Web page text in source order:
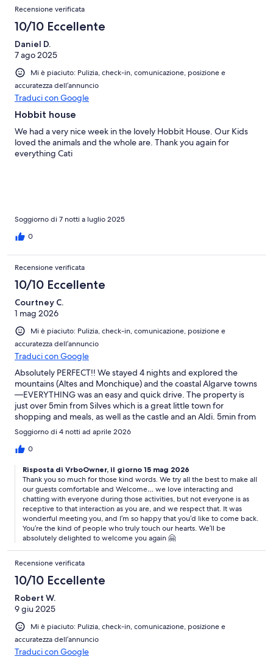
Recensione verificata
10/10 Eccellente
Daniel D.
7 ago 2025
Mi è piaciuto: Pulizia, check-in, comunicazione, posizione e
accuratezza dell’annuncio
Traduci con Google
Hobbit house
We had a very nice week in the lovely Hobbit House. Our Kids
loved the animals and the whole are. Thank you again for
everything Cati
Soggiorno di 7 notti a luglio 2025
0
Recensione verificata
10/10 Eccellente
Courtney C.
1 mag 2026
Mi è piaciuto: Pulizia, check-in, comunicazione, posizione e
accuratezza dell’annuncio
Traduci con Google
Absolutely PERFECT!! We stayed 4 nights and explored the
mountains (Altes and Monchique) and the coastal Algarve towns
—EVERYTHING was an easy and quick drive. The property is
just over 5min from Silves which is a great little town for
shopping and meals, as well as the castle and an Aldi. 5min from
town but SO tranquil. Doves cooong in the evening and all kinds
of birds singing in the afternoon. I especially loved petting the
goats and feeding the chickens and ducks. The hosts are SO
fresh eggs to cook for breakfast and enough oranges to make 2
glasses of the most delicious orange juice I’ve ever tasted!
Orange trees everywhere. The hobbit house was quite
comfortable and very very clean. We enjoyed a nap out on the
deck by the pool in the afternoons (waiting for the restaurants
to open around 7). I want to go back!!!
Soggiorno di 4 notti ad aprile 2026
0
Risposta di VrboOwner, il giorno 15 mag 2026
Thank you so much for those kind words. We try all the best to make all
our guests comfortable and Welcome… we love interacting and
chatting with everyone during those activities, but not everyone is as
receptive to that interaction as you are, and we respect that. It was
wonderful meeting you, and I’m so happy that you’d like to come back.
You’re the kind of people who truly touch our hearts. We’ll be
absolutely delighted to welcome you again 🤗
Recensione verificata
10/10 Eccellente
Robert W.
9 giu 2025
Mi è piaciuto: Pulizia, check-in, comunicazione, posizione e
accuratezza dell’annuncio
Traduci con Google